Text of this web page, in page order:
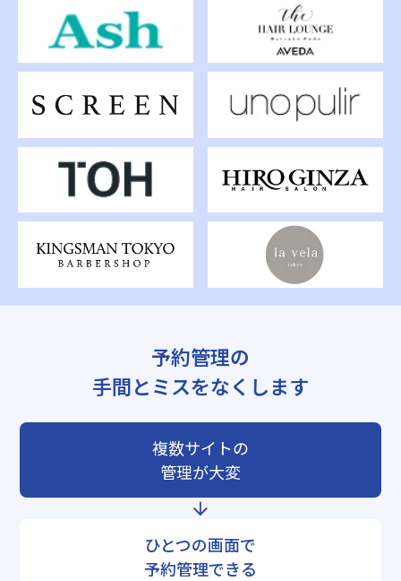
予約管理の
手間とミスをなくします
複数サイトの
管理が大変
ひとつの画面で
予約管理できる